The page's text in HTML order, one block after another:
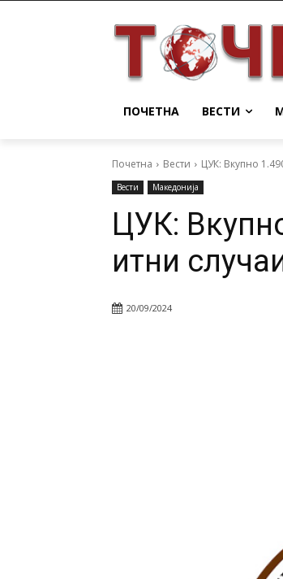
ПОЧЕТНА ВЕСТИ
Почетна Вести ЦУК: Вкупно
Вести Македонија
ЦУК:
итни
20/09/2024